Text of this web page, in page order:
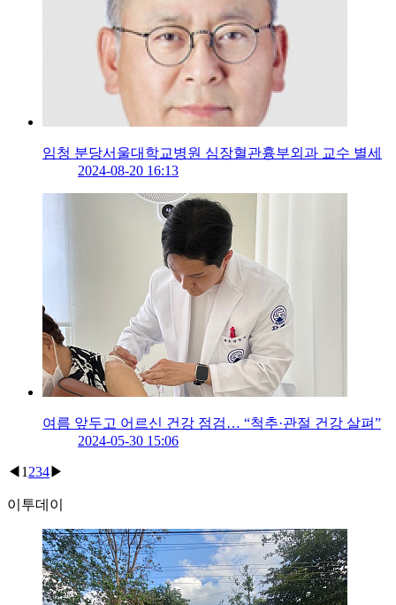
임청 분당서울대학교병원 심장혈관흉부외과 교수 별세
2024-08-20 16:13
여름 앞두고 어르신 건강 점검… “척추·관절 건강 살펴”
2024-05-30 15:06
◀ 1 234▶
이투데이